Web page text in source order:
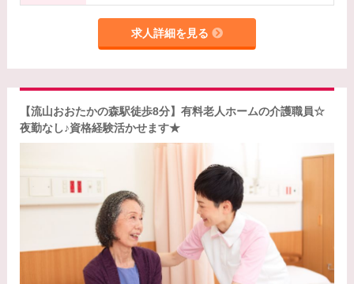
求人詳細を見る
【流山おおたかの森駅徒歩8分】有料老人ホームの介護職員☆
夜勤なし♪資格経験活かせます★